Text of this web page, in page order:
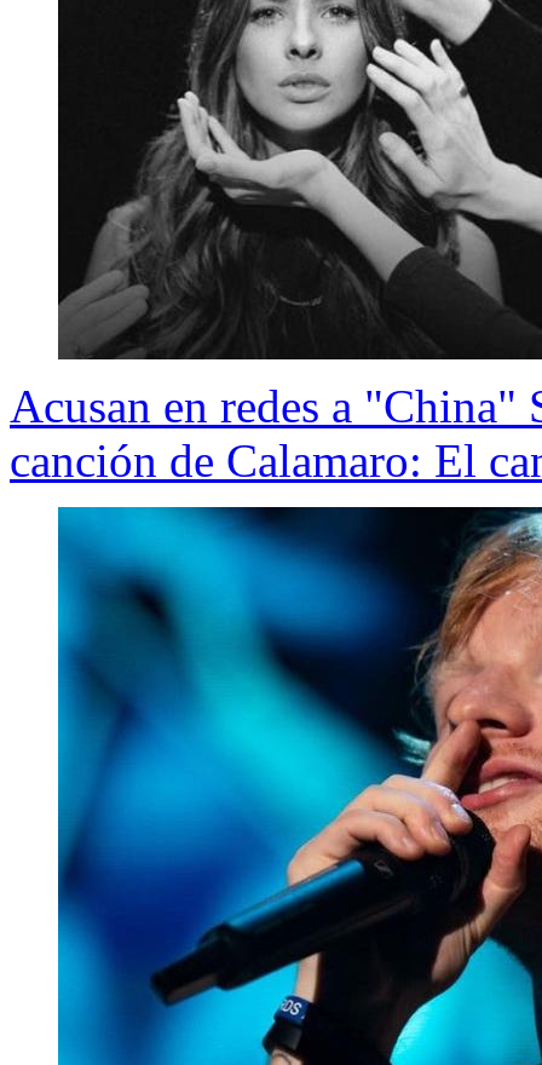
Acusan en redes a "China"
canción de Calamaro: El